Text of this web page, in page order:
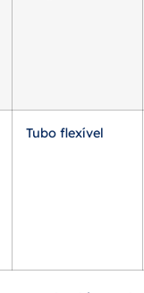
Tubo flexível